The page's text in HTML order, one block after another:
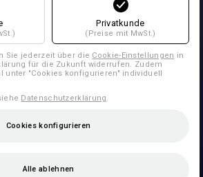
Privatkunde
(Preise mit MwSt.)
Sie jederzeit über die Cookie-Einstellungen in
für die Zukunft widerrufen. Zudem
unter "Cookies konfigurieren" individuell
Datenschutzerklärung.
Cookies konfigurieren
Alle ablehnen